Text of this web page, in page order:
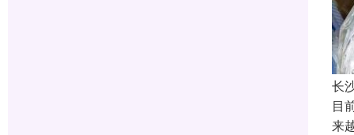
长
目
来